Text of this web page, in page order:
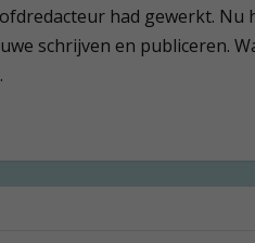
had gewerkt. Nu
schrijven en publiceren.